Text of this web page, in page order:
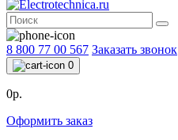
8 800 77 00 567 Заказать звонок
0
0р.
Оформить заказ